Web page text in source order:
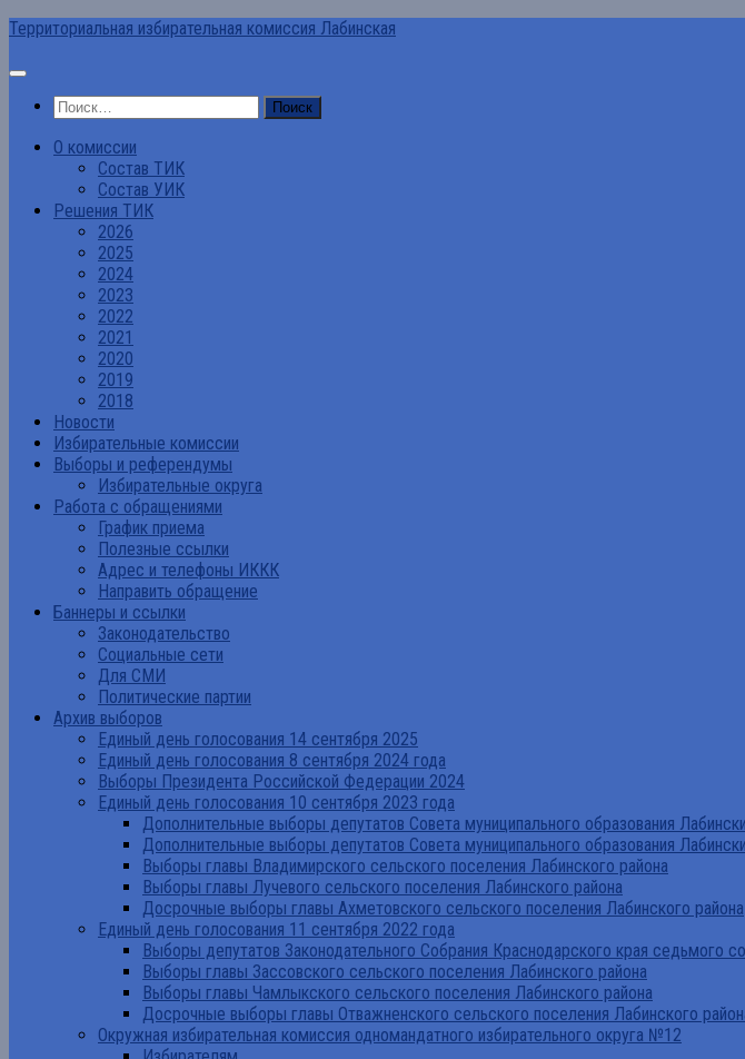
Перейти
содержимому
Территориальная избирательная комиссия Лабинская
Найти:
О комиссии
Состав ТИК
Состав УИК
Решения ТИК
2026
2025
2024
2023
2022
2021
2020
2019
2018
Новости
Избирательные комиссии
Выборы и референдумы
Избирательные округа
Работа с обращениями
График приема
Полезные ссылки
Адрес и телефоны ИККК
Направить обращение
Баннеры и ссылки
Законодательство
Социальные сети
Для СМИ
Политические партии
Архив выборов
Единый день голосования 14 сентября 2025
Единый день голосования 8 сентября 2024 года
Выборы Президента Российской Федерации 2024
Единый день голосования 10 сентября 2023 года
Дополнительные выборы депутатов Совета муниципального образования
Дополнительные выборы депутатов Совета муниципального образования
Выборы главы Владимирского сельского поселения Лабинского района
Выборы главы Лучевого сельского поселения Лабинского района
Досрочные выборы главы Ахметовского сельского поселения Лабинского района
Единый день голосования 11 сентября 2022 года
Выборы депутатов Законодательного Собрания Краснодарского края седьмого
Выборы главы Зассовского сельского поселения Лабинского района
Выборы главы Чамлыкского сельского поселения Лабинского района
Досрочные выборы главы Отважненского сельского поселения Лабинского
Окружная избирательная комиссия одномандатного избирательного округа №12